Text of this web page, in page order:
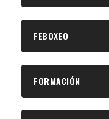
FEBOXEO
FORMACIÓN